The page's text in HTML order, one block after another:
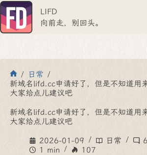
跳
至
内
容
LIFD
向前走，别回头。
首
页
/ 日常 /
新域名lifd.cc申请好了，但是不知道用
大家给点儿建议吧
新域名lifd.cc申请好了，但是不知道用
大家给点儿建议吧
2026-01-09 日常
6
1 min
107